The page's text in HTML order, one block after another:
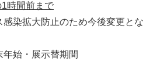
時間前まで
染拡大防止のため今後変更とな
年始・展示替期間